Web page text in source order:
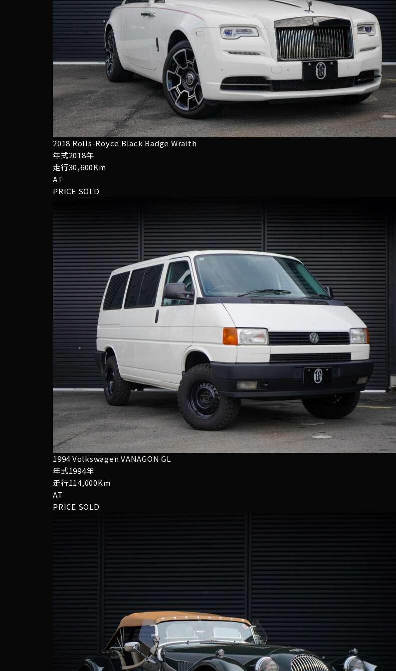
2018 Rolls-Royce Black Badge Wraith
年式2018年
走行30,600Km
AT
PRICE SOLD
1994 Volkswagen VANAGON GL
年式1994年
走行114,000Km
AT
PRICE SOLD